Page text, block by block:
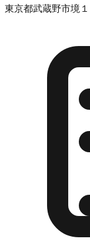
東京都武蔵野市境１